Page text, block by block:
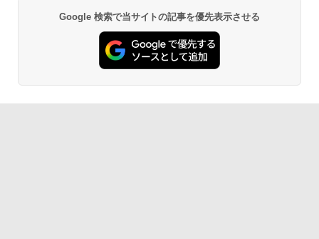
Google 検索で当サイトの記事を優先表示させる